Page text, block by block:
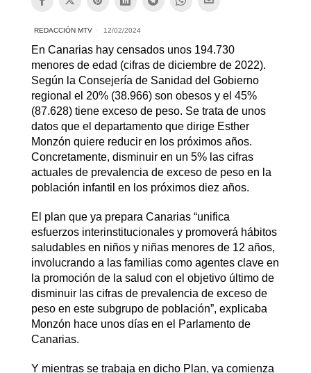
REDACCIÓN MTV 12/02/2024
En Canarias hay censados unos 194.730
menores de edad (cifras de diciembre de 2022).
Según la Consejería de Sanidad del Gobierno
regional el 20% (38.966) son obesos y el 45%
(87.628) tiene exceso de peso. Se trata de unos
datos que el departamento que dirige Esther
Monzón quiere reducir en los próximos años.
Concretamente, disminuir en un 5% las cifras
actuales de prevalencia de exceso de peso en la
población infantil en los próximos diez años.
El plan que ya prepara Canarias “unifica
esfuerzos interinstitucionales y promoverá hábitos
saludables en niños y niñas menores de 12 años,
involucrando a las familias como agentes clave en
la promoción de la salud con el objetivo último de
disminuir las cifras de prevalencia de exceso de
peso en este subgrupo de población”, explicaba
Monzón hace unos días en el Parlamento de
Canarias.
Y mientras se trabaja en dicho Plan, ya comienza